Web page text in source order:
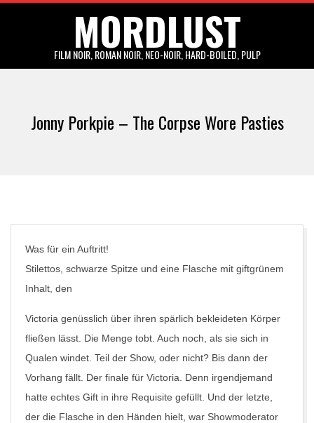
MORDLUST
FILM NOIR, ROMAN NOIR, NEO-NOIR, HARD-BOILED, PULP
MenuJonny Porkpie – The Corpse Wore Pasties
Was für ein Auftritt!
Stilettos, schwarze Spitze und eine Flasche mit giftgrünem
Inhalt, den
Victoria genüsslich über ihren spärlich bekleideten Körper
fließen lässt. Die Menge tobt. Auch noch, als sie sich in
Qualen windet. Teil der Show, oder nicht? Bis dann der
Vorhang fällt. Der finale für Victoria. Denn irgendjemand
hatte echtes Gift in ihre Requisite gefüllt. Und der letzte,
der die Flasche in den Händen hielt, war Showmoderator